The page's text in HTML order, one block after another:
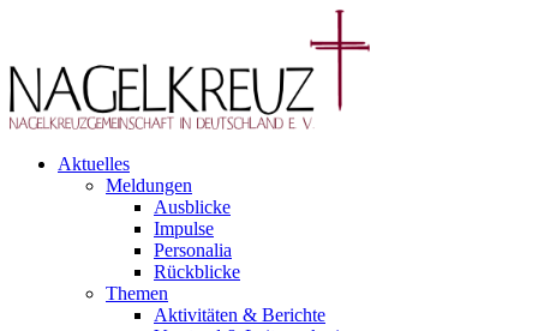
Aktuelles
Meldungen
Ausblicke
Impulse
Personalia
Rückblicke
Themen
Aktivitäten & Berichte